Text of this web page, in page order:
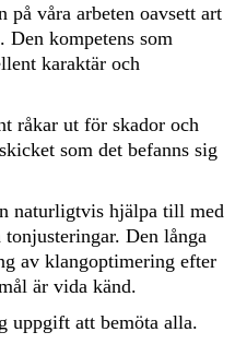
våra arbeten oavsett art
kompetens som
karaktär och
råkar ut för skador och
som det befanns sig
naturligtvis hjälpa till med
Den långa
av klangoptimering efter
är vida känd.
uppgift att bemöta alla.